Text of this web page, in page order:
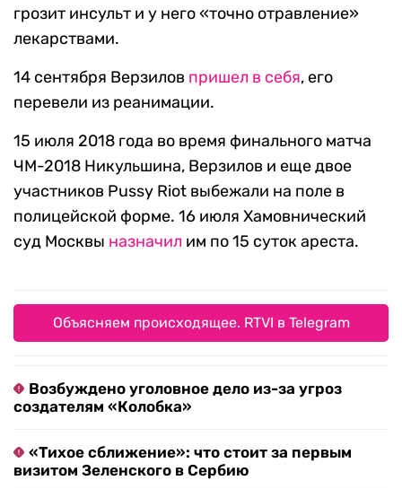
грозит инсульт и у него «точно отравление»
лекарствами.
14 сентября Верзилов пришел в себя, его
перевели из реанимации.
15 июля 2018 года во время финального матча
ЧМ-2018 Никульшина, Верзилов и еще двое
участников Pussy Riot выбежали на поле в
полицейской форме. 16 июля Хамовнический
суд Москвы назначил им по 15 суток ареста.
Объясняем происходящее. RTVI в Telegram
Возбуждено уголовное дело из-за угроз
создателям «Колобка»
«Тихое сближение»: что стоит за первым
визитом Зеленского в Сербию